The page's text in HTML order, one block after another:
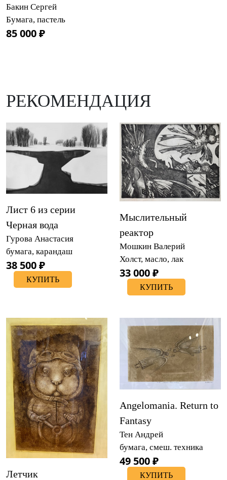
Бакин Сергей
Бумага, пастель
85 000 ₽
РЕКОМЕНДАЦИЯ
Лист 6 из серии
Черная вода
Гурова Анастасия
бумага, карандаш
38 500 ₽
КУПИТЬ
Мыслительный
реактор
Мошкин Валерий
Холст, масло, лак
33 000 ₽
КУПИТЬ
Летчик
Angelomania. Return to
Fantasy
Тен Андрей
бумага, смеш. техника
49 500 ₽
КУПИТЬ